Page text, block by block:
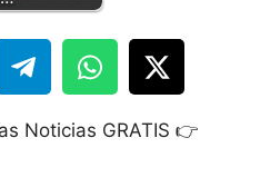
Noticias GRATIS 👉